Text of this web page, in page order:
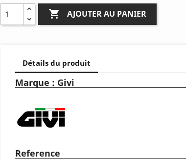
 AJOUTER AU PANIER
Détails du produit
Marque : Givi
Reference